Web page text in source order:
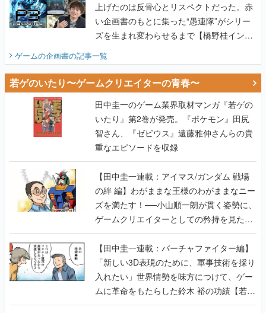
上げたのは反骨心とリスペクトだった。赤
い企画書のもとに集った“愚連隊”がシリー
ズを生まれ変わらせるまで【橋野桂インタ
ビュー】
ゲームの企画書の記事一覧
若ゲのいたり〜ゲームクリエイターの青春〜
田中圭一のゲーム業界取材マンガ『若ゲの
いたり』第2巻が発売。『ポケモン』田尻
智さん、『ゼビウス』遠藤雅伸さんらの貴
重なエピソードを収録
【田中圭一連載：アイマス/ガンダム 戦場
の絆 編】わがままな王様のわがままなニー
ズを満たす！──小山順一朗が貫く姿勢に、
ゲームクリエイターとしての矜持を見た
【若ゲのいたり最終回】
【田中圭一連載：バーチャファイター編】
「新しい3D表現のために、軍事技術を採り
入れたい」世界情勢を味方につけて、ゲー
ムに革命をもたらした鈴木 裕の功績【若ゲ
のいたり】